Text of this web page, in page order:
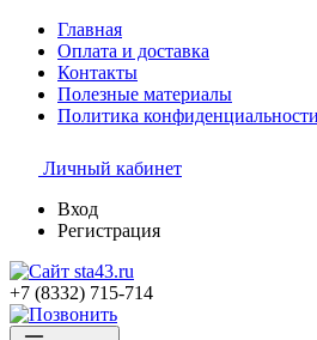
Главная
Оплата и доставка
Контакты
Полезные материалы
Политика конфиденциальности
Личный кабинет
Вход
Регистрация
+7 (8332) 715-714